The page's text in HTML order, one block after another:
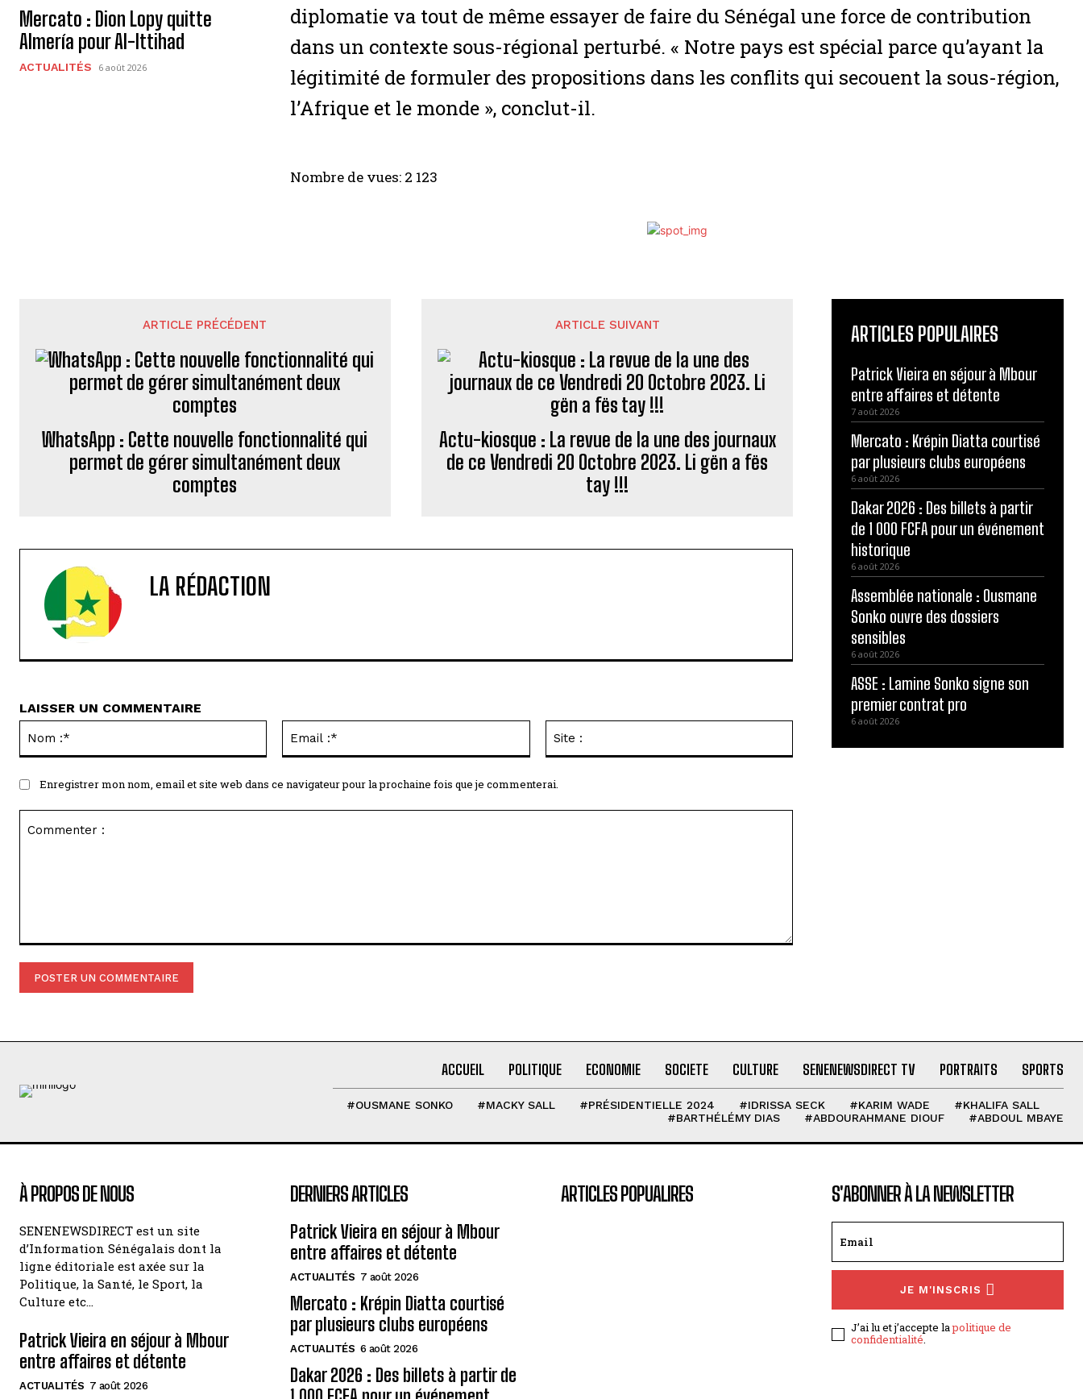
Mercato : Dion Lopy quitte
Almería pour Al-Ittihad
ACTUALITÉS 6 août 2026
diplomatie va tout de même essayer de faire du Sénégal une force de contribution
dans un contexte sous-régional perturbé. « Notre pays est spécial parce qu’ayant la
légitimité de formuler des propositions dans les conflits qui secouent la sous-région,
l’Afrique et le monde », conclut-il.
Nombre de vues: 2 123
ARTICLE PRÉCÉDENT
WhatsApp : Cette nouvelle fonctionnalité qui
permet de gérer simultanément deux
comptes
ARTICLE SUIVANT
Actu-kiosque : La revue de la une des journaux
de ce Vendredi 20 Octobre 2023. Li gën a fës
tay !!!
LA RÉDACTION
LAISSER UN COMMENTAIRE
Enregistrer mon nom, email et site web dans ce navigateur pour la prochaine fois que je commenterai.
ARTICLES POPULAIRES
Patrick Vieira en séjour à Mbour
entre affaires et détente
7 août 2026
Mercato : Krépin Diatta courtisé
par plusieurs clubs européens
6 août 2026
Dakar 2026 : Des billets à partir
de 1 000 FCFA pour un événement
historique
6 août 2026
Assemblée nationale : Ousmane
Sonko ouvre des dossiers
sensibles
6 août 2026
ASSE : Lamine Sonko signe son
premier contrat pro
6 août 2026
ACCUEIL POLITIQUE ECONOMIE SOCIETE CULTURE SENENEWSDIRECT TV PORTRAITS SPORTS
#OUSMANE SONKO #MACKY SALL #PRÉSIDENTIELLE 2024 #IDRISSA SECK #KARIM WADE
#KHALIFA SALL
#BARTHÉLÉMY DIAS
#ABDOURAHMANE DIOUF #ABDOUL MBAYE
À PROPOS DE NOUS
SENENEWSDIRECT est un site
d’Information Sénégalais dont la
ligne éditoriale est axée sur la
Politique, la Santé, le Sport, la
Culture etc…
Patrick Vieira en séjour à Mbour
entre affaires et détente
ACTUALITÉS 7 août 2026
DERNIERS ARTICLES
Patrick Vieira en séjour à Mbour
entre affaires et détente
ACTUALITÉS 7 août 2026
Mercato : Krépin Diatta courtisé
par plusieurs clubs européens
ACTUALITÉS 6 août 2026
Dakar 2026 : Des billets à partir de
ARTICLES POPUALIRES S'ABONNER À LA NEWSLETTER
JE M'INSCRIS
J’ai lu et j’accepte lapolitique de
confidentialité.